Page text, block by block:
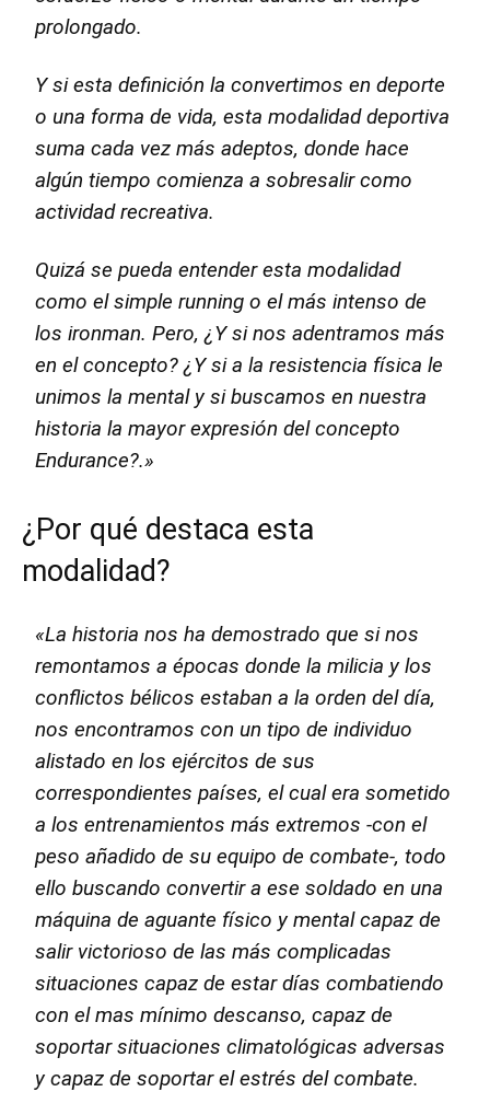
prolongado.
Y si esta definición la convertimos en deporte
o una forma de vida, esta modalidad deportiva
suma cada vez más adeptos, donde hace
algún tiempo comienza a sobresalir como
actividad recreativa.
Quizá se pueda entender esta modalidad
como el simple running o el más intenso de
los ironman. Pero, ¿Y si nos adentramos más
en el concepto? ¿Y si a la resistencia física le
unimos la mental y si buscamos en nuestra
historia la mayor expresión del concepto
Endurance?.»
¿Por qué destaca esta
modalidad?
«La historia nos ha demostrado que si nos
remontamos a épocas donde la milicia y los
conflictos bélicos estaban a la orden del día,
nos encontramos con un tipo de individuo
alistado en los ejércitos de sus
correspondientes países, el cual era sometido
a los entrenamientos más extremos -con el
peso añadido de su equipo de combate-, todo
ello buscando convertir a ese soldado en una
máquina de aguante físico y mental capaz de
salir victorioso de las más complicadas
situaciones capaz de estar días combatiendo
con el mas mínimo descanso, capaz de
soportar situaciones climatológicas adversas
y capaz de soportar el estrés del combate.